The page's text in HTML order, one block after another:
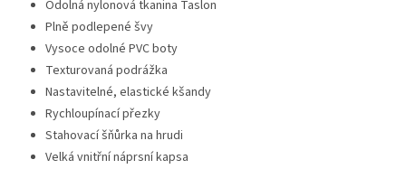
Odolná nylonová tkanina Taslon
Plně podlepené švy
Vysoce odolné PVC boty
Texturovaná podrážka
Nastavitelné, elastické kšandy
Rychloupínací přezky
Stahovací šňůrka na hrudi
Velká vnitřní náprsní kapsa